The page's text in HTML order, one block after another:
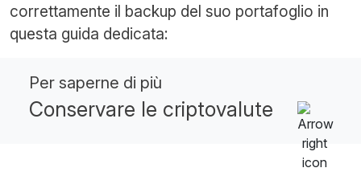
correttamente il backup del suo portafoglio in
questa guida dedicata:
Per saperne di più
Conservare le criptovalute